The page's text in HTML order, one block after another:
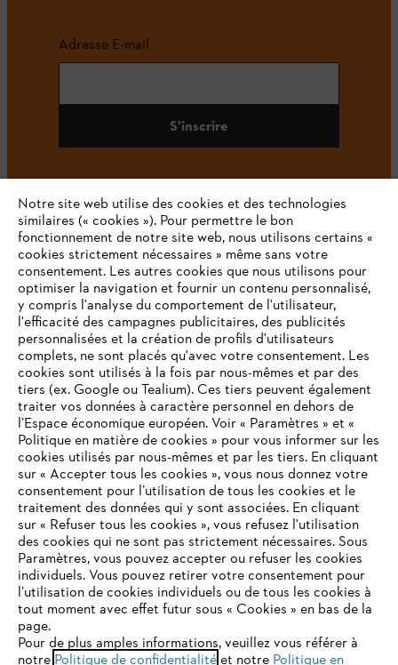
Adresse E-mail
S'inscrire
#STIHL
L'Entreprise
STIHL FAQ
Contact
Politique de protection des données
Mentions légales Utilisation des cookies
VOTRE NAVIGATEUR INTERNET
N'EST PLUS PRIS EN CHARGE
Vous utilisez un navigateur Internet que nous ne prenons plus
en charge, et certaines fonctionnalités de notre site ne
peuvent fonctionner correctement. Pour une utilisation
optimale de notre site, nous vous recommandons de passer à
l'un des navigateurs suivants :
Notre site web utilise des cookies et des technologies
similaires (« cookies »). Pour permettre le bon
fonctionnement de notre site web, nous utilisons certains «
cookies strictement nécessaires » même sans votre
consentement. Les autres cookies que nous utilisons pour
optimiser la navigation et fournir un contenu personnalisé,
y compris l'analyse du comportement de l'utilisateur,
l'efficacité des campagnes publicitaires, des publicités
personnalisées et la création de profils d'utilisateurs
complets, ne sont placés qu'avec votre consentement. Les
cookies sont utilisés à la fois par nous-mêmes et par des
tiers (ex. Google ou Tealium). Ces tiers peuvent également
traiter vos données à caractère personnel en dehors de
l’Espace économique européen. Voir « Paramètres » et «
Politique en matière de cookies » pour vous informer sur les
cookies utilisés par nous-mêmes et par les tiers. En cliquant
sur « Accepter tous les cookies », vous nous donnez votre
consentement pour l’utilisation de tous les cookies et le
traitement des données qui y sont associées. En cliquant
sur « Refuser tous les cookies », vous refusez l'utilisation
des cookies qui ne sont pas strictement nécessaires. Sous
Paramètres, vous pouvez accepter ou refuser les cookies
individuels. Vous pouvez retirer votre consentement pour
l’utilisation de cookies individuels ou de tous les cookies à
tout moment avec effet futur sous « Cookies » en bas de la
page.
Pour de plus amples informations, veuillez vous référer à
notre Politique de confidentialitéet notre Politique en